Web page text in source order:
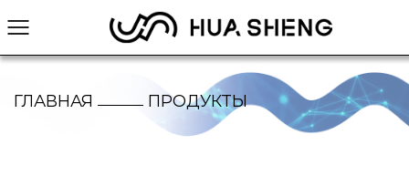
ГЛАВНАЯ ПРОДУКТЫ